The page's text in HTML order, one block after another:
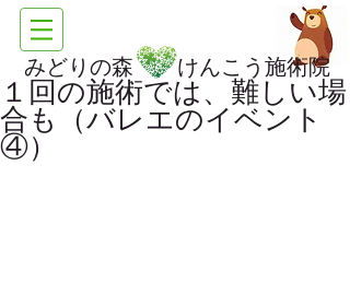
みどりの森 けんこう施術院
１回の施術では、難しい場
合も（バレエのイベント
④）